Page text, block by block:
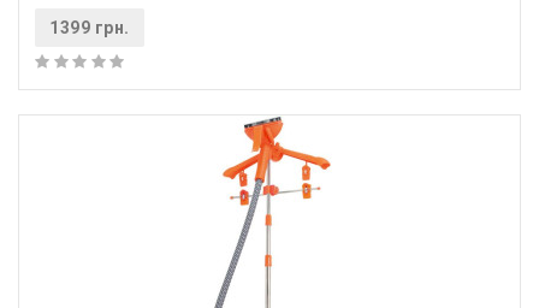
1399 грн.